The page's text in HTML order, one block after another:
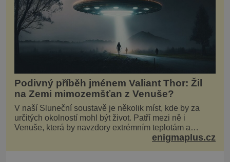
Podivný příběh jménem Valiant Thor: Žil
na Zemi mimozemšťan z Venuše?
V naší Sluneční soustavě je několik míst, kde by za
určitých okolností mohl být život. Patří mezi ně i
Venuše, která by navzdory extrémním teplotám a
smrtícímu složení atmosféry teoreticky mohla ukrývat
enigmaplus.cz